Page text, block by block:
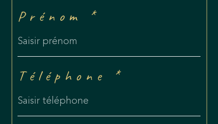
Prénom *
Téléphone *